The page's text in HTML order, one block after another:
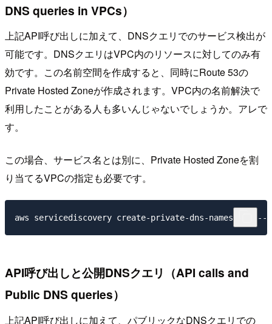
DNS queries in VPCs）
上記API呼び出しに加えて、DNSクエリでのサービス検出が
可能です。DNSクエリはVPC内のリソースに対してのみ有
効です。この名前空間を作成すると、同時にRoute 53の
Private Hosted Zoneが作成されます。VPC内の名前解決で
利用したことがある人も多いんじゃないでしょうか。アレで
す。
この場合、サービス名とは別に、Private Hosted Zoneを割
り当てるVPCの指定も必要です。
API呼び出しと公開DNSクエリ（API calls and
Public DNS queries）
上記API呼び出しに加えて、パブリックなDNSクエリでの